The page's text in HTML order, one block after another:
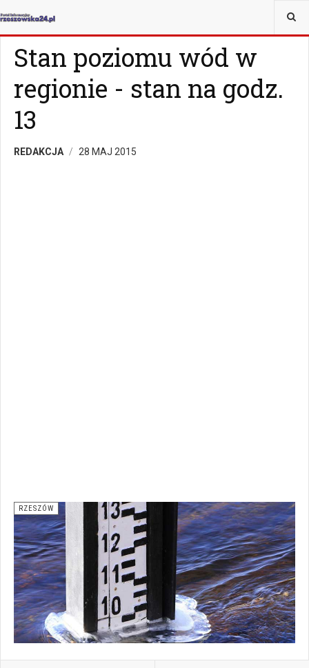
JESTEŚ TUTAJ:
Stan poziomu wód w
regionie - stan na godz.
13
REDAKCJA 28 MAJ 2015
RZESZÓW